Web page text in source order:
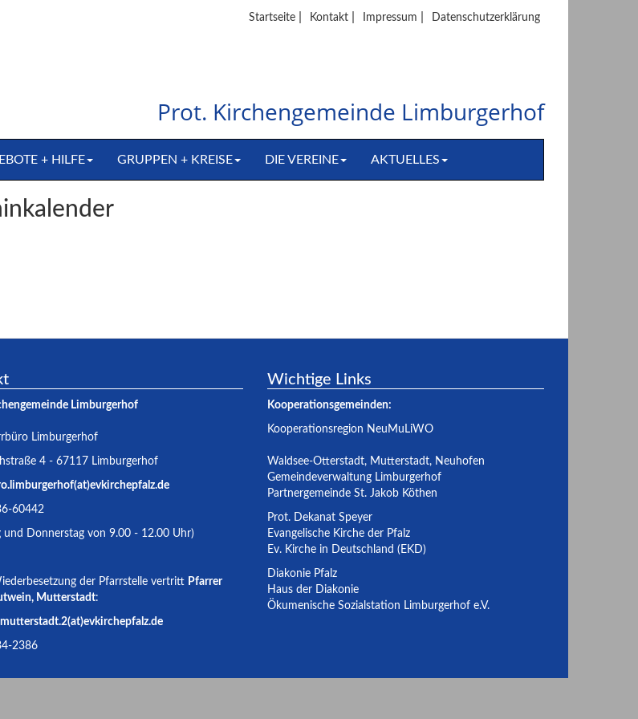
Startseite Kontakt Impressum Datenschutzerklärung
Prot. Kirchengemeinde Limburgerhof
+ HILFE GRUPPEN + KREISE DIE VEREINE AKTUELLES
Limburgerhof
Limburgerhof
4 - 67117 Limburgerhof
60442
und Donnerstag von 9.00 - 12.00 Uhr)
der Pfarrstelle vertritt Pfarrer
Mutterstadt:
2386
Wichtige Links
Kooperationsgemeinden:
Kooperationsregion NeuMuLiWO
Waldsee-Otterstadt, Mutterstadt, Neuhofen
Gemeindeverwaltung Limburgerhof
Partnergemeinde St. Jakob Köthen
Prot. Dekanat Speyer
Evangelische Kirche der Pfalz
Ev. Kirche in Deutschland (EKD)
Diakonie Pfalz
Haus der Diakonie
Ökumenische Sozialstation Limburgerhof e.V.